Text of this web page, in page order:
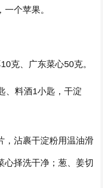
个苹果。
克、广东菜心50克。
、料酒1小匙，干淀
，沾裹干淀粉用温油滑
心择洗干净；葱、姜切